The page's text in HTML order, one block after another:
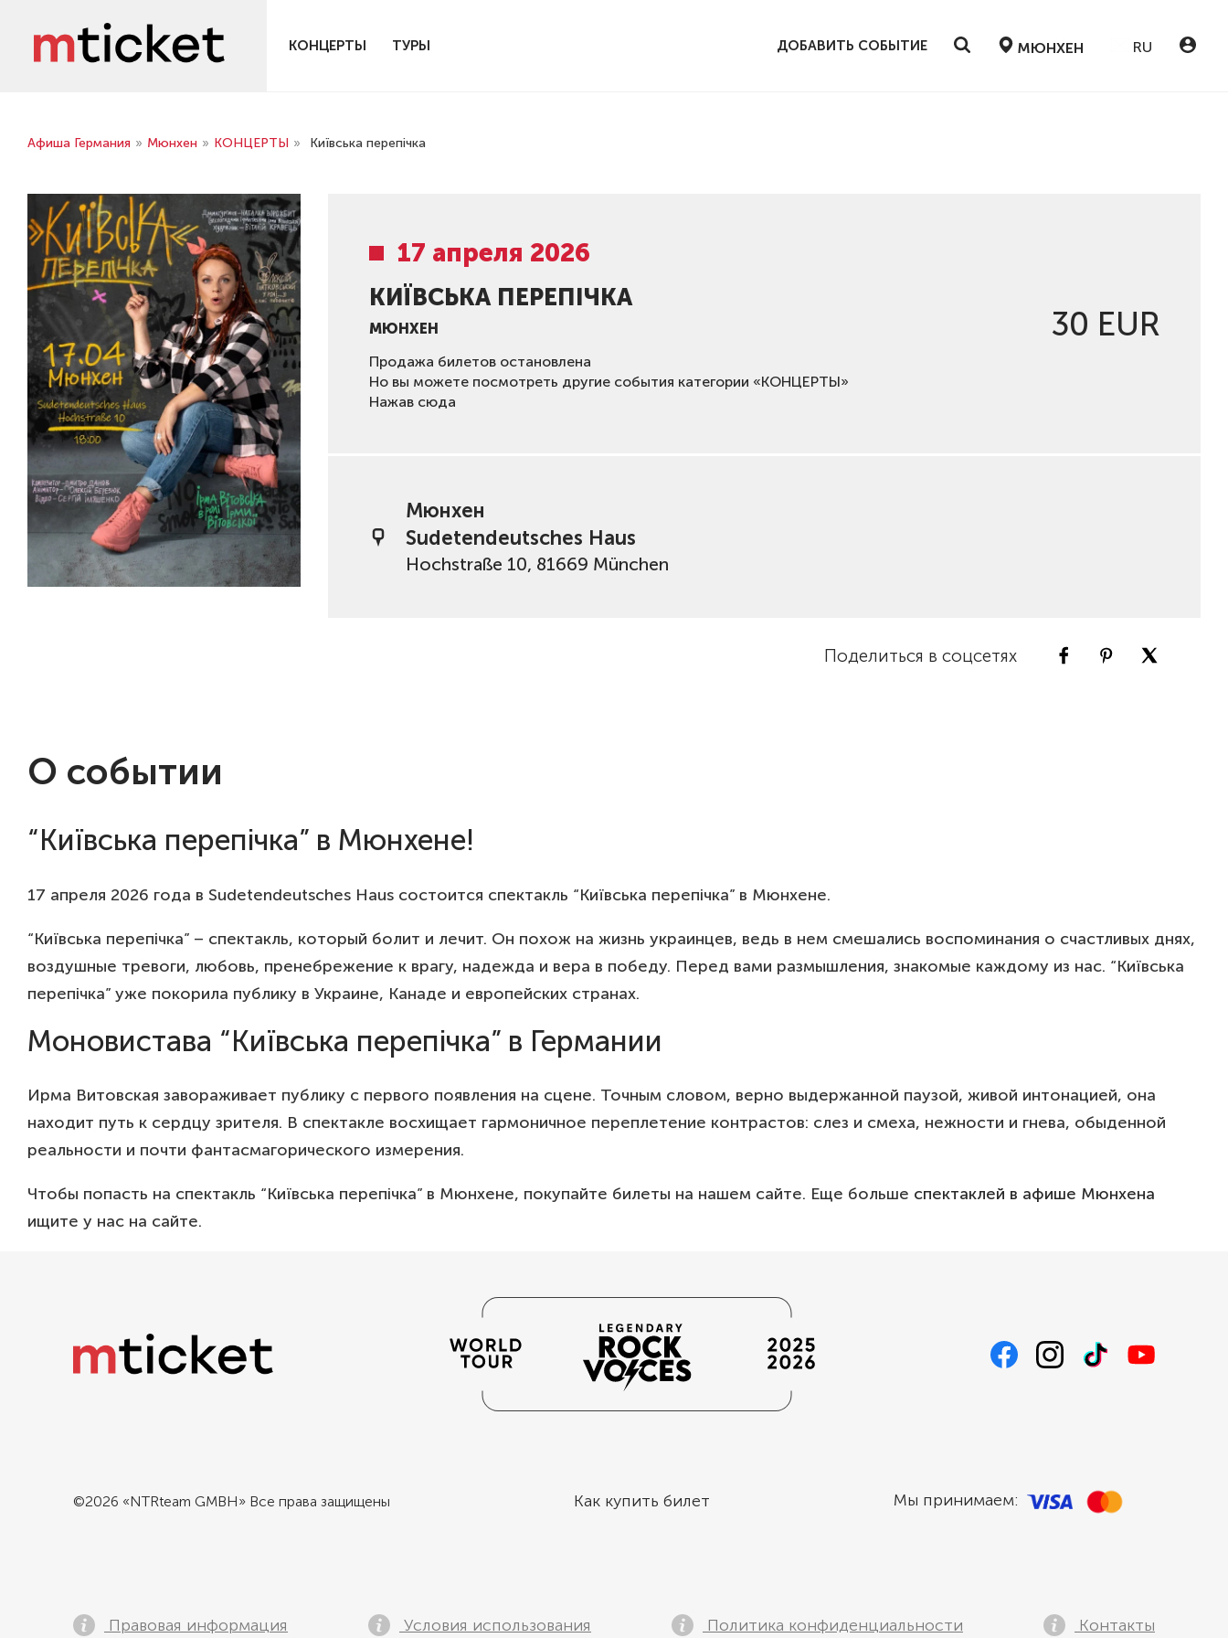
КОНЦЕРТЫ ТУРЫ ДОБАВИТЬ СОБЫТИЕ МЮНХЕН RU
Афиша Германия » Мюнхен » КОНЦЕРТЫ » Київська перепічка
17 апреля 2026
КИЇВСЬКА ПЕРЕПІЧКА
МЮНХЕН
Продажа билетов остановлена
Но вы можете посмотреть другие события категории «КОНЦЕРТЫ»
Нажав сюда
30 EUR
Мюнхен
Sudetendeutsches Haus
Hochstraße 10, 81669 München
Поделиться в соцсетях
О событии
“Київська перепічка” в Мюнхене!
17 апреля 2026 года в Sudetendeutsches Haus состоится спектакль “Київська перепічка” в Мюнхене.
“Київська перепічка” – спектакль, который болит и лечит. Он похож на жизнь украинцев, ведь в нем смешались воспоминания о счастливых днях,
воздушные тревоги, любовь, пренебрежение к врагу, надежда и вера в победу. Перед вами размышления, знакомые каждому из нас. “Київська
перепічка” уже покорила публику в Украине, Канаде и европейских странах.
Моновистава “Київська перепічка” в Германии
Ирма Витовская завораживает публику с первого появления на сцене. Точным словом, верно выдержанной паузой, живой интонацией, она
находит путь к сердцу зрителя. В спектакле восхищает гармоничное переплетение контрастов: слез и смеха, нежности и гнева, обыденной
реальности и почти фантасмагорического измерения.
Чтобы попасть на спектакль “Київська перепічка” в Мюнхене, покупайте билеты на нашем сайте. Еще больше спектаклей в афише Мюнхена
ищите у нас на сайте.
©2026 «NTRteam GMBH» Все права защищены Как купить билет Мы принимаем:
Правовая информация Условия использования Политика конфиденциальности Контакты